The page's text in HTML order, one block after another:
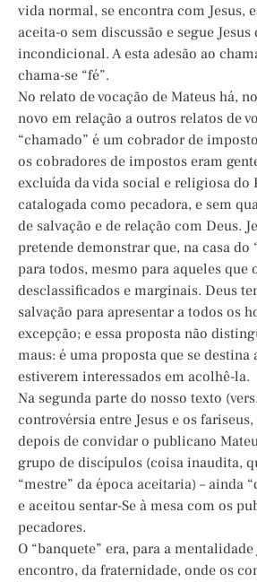
vida normal, se encontra com Jesus,
aceita-o sem discussão e segue
incondicional. A esta adesão ao
chama-se “fé”.
No relato de vocação de Mateus há,
novo em relação a outros relatos de
“chamado” é um cobrador de
os cobradores de impostos eram
excluída da vida social e religiosa do
catalogada como pecadora, e sem
de salvação e de relação com Deus.
pretende demonstrar que, na casa do
para todos, mesmo para aqueles que
desclassificados e marginais. Deus
salvação para apresentar a todos os
excepção; e essa proposta não
maus: é uma proposta que se destina
estiverem interessados em acolhê-la.
Na segunda parte do nosso texto
controvérsia entre Jesus e os fariseus,
depois de convidar o publicano
grupo de discípulos (coisa inaudita,
“mestre” da época aceitaria) – ainda
e aceitou sentar-Se à mesa com os
pecadores.
O “banquete” era, para a
encontro, da fraternidade, onde os